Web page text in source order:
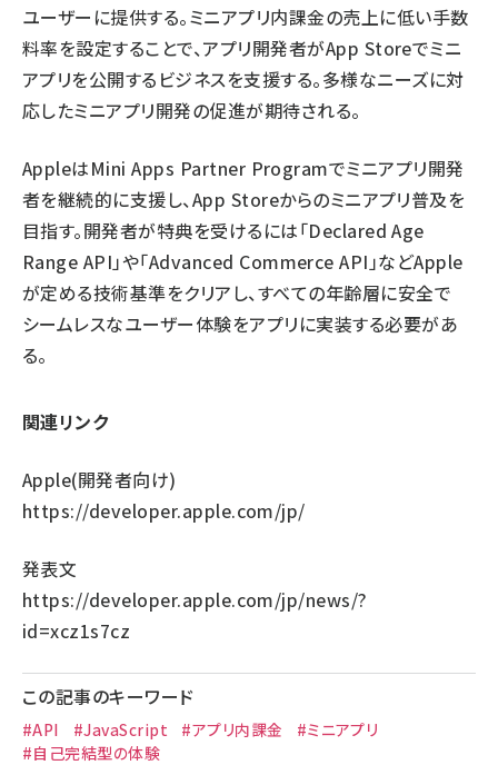
ユーザーに提供する。ミニアプリ内課金の売上に低い手数
料率を設定することで、アプリ開発者がApp Storeでミニ
アプリを公開するビジネスを支援する。多様なニーズに対
応したミニアプリ開発の促進が期待される。
AppleはMini Apps Partner Programでミニアプリ開発
者を継続的に支援し、App Storeからのミニアプリ普及を
目指す。開発者が特典を受けるには「Declared Age
Range API」や「Advanced Commerce API」などApple
が定める技術基準をクリアし、すべての年齢層に安全で
シームレスなユーザー体験をアプリに実装する必要があ
る。
関連リンク
Apple(開発者向け)
https://developer.apple.com/jp/
発表文
https://developer.apple.com/jp/news/?
id=xcz1s7cz
この記事のキーワード
#API #JavaScript #アプリ内課金
#ミニアプリ
#自己完結型の体験